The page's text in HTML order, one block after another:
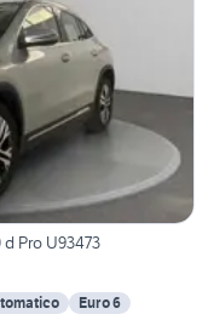
Pro U93473
Euro 6